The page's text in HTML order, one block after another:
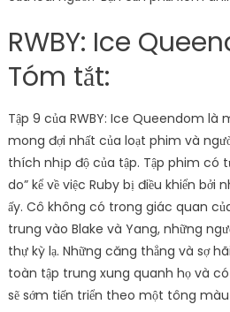
RWBY: Ice
Tóm tắt:
Tập 9 của RWBY: Ice Queendom là
mong đợi nhất của loạt phim và
thích nhịp độ của tập. Tập phim có
do” kể về việc Ruby bị điều khiển
ấy. Cô không có trong giác quan
trung vào Blake và Yang, những
thự kỳ lạ. Những căng thẳng và sợ
toàn tập trung xung quanh họ và
sẽ sớm tiến triển theo một tông